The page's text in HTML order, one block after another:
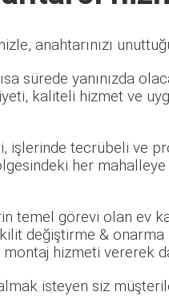
anahtarınızı
sürede yanınızda
kaliteli hizmet ve
işlerinde tecrübeli ve
her
temel görevi olan ev
değiştirme & onarma
hizmeti vererek
isteyen siz